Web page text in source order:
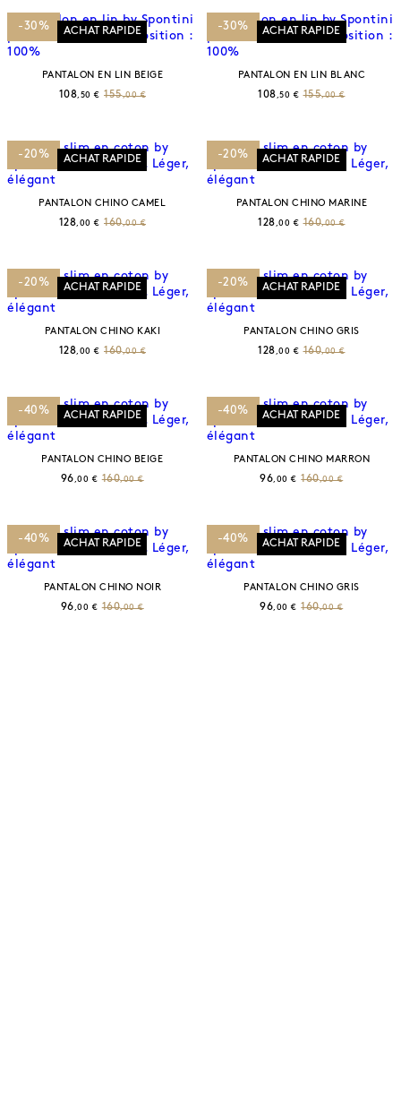
-30% ACHAT RAPIDE
PANTALON EN LIN BEIGE
108 ,50 € 155,00 €
-30% ACHAT RAPIDE
PANTALON EN LIN BLANC
108 ,50 € 155,00 €
-20% ACHAT RAPIDE
PANTALON CHINO CAMEL
128 ,00 € 160,00 €
-20% ACHAT RAPIDE
PANTALON CHINO MARINE
128 ,00 € 160,00 €
-20% ACHAT RAPIDE
PANTALON CHINO KAKI
128 ,00 € 160,00 €
-20% ACHAT RAPIDE
PANTALON CHINO GRIS
128 ,00 € 160,00 €
-40% ACHAT RAPIDE
PANTALON CHINO BEIGE
96 ,00 € 160,00 €
-40% ACHAT RAPIDE
PANTALON CHINO MARRON
96 ,00 € 160,00 €
-40% ACHAT RAPIDE
PANTALON CHINO NOIR
96 ,00 € 160,00 €
-40% ACHAT RAPIDE
PANTALON CHINO GRIS
96 ,00 € 160,00 €